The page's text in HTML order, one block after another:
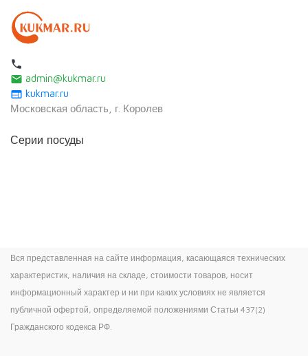
local_phone
email admin@kukmar.ru
web kukmar.ru
Московская область, г. Королев
Серии посуды
Вся представленная на сайте информация, касающаяся технических
характеристик, наличия на складе, стоимости товаров, носит
информационный характер и ни при каких условиях не является
публичной офертой, определяемой положениями Статьи 437(2)
Гражданского кодекса РФ.